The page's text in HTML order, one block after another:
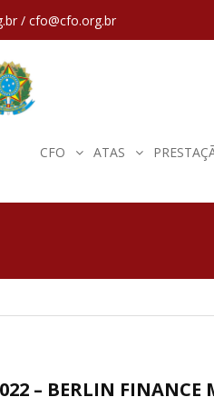
/ cfo@cfo.org.br
CFO ATAS
– BERLIN FINANCE